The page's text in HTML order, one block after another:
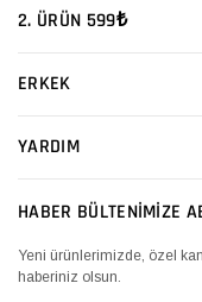
2. ÜRÜN 599₺
ERKEK
YARDIM
HABER BÜLTENİMİZE
Yeni ürünlerimizde, özel
haberiniz olsun.